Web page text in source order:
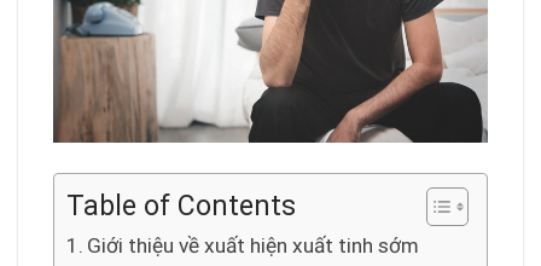
Table of Contents
Giới thiệu về xuất hiện xuất tinh sớm